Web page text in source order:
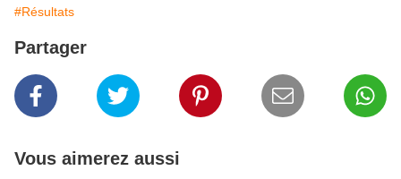
#Résultats
Partager
Vous aimerez aussi